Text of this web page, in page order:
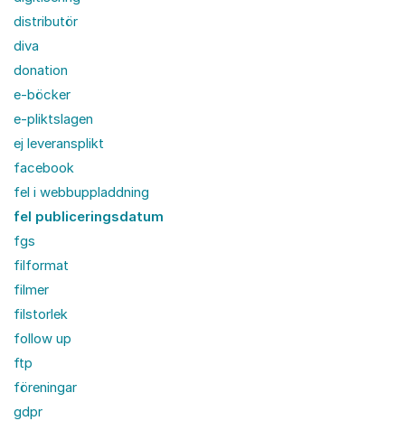
distributör
diva
donation
e-böcker
e-pliktslagen
ej leveransplikt
facebook
fel i webbuppladdning
fel publiceringsdatum
fgs
filformat
filmer
filstorlek
follow up
ftp
föreningar
gdpr